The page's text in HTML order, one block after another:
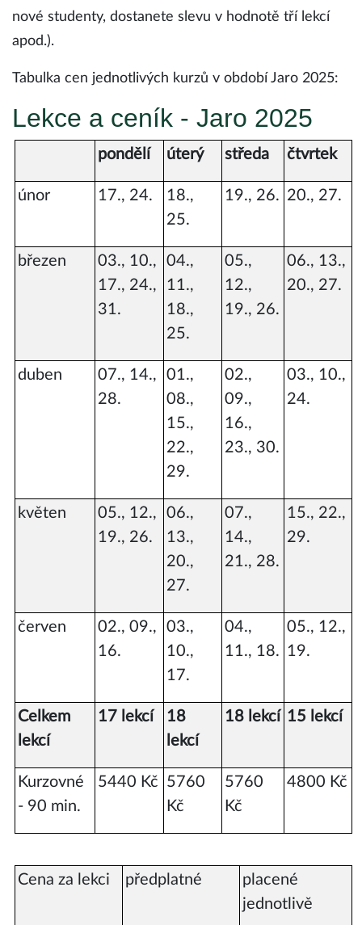
nové studenty, dostanete slevu v hodnotě tří lekcí
apod.).
Tabulka cen jednotlivých kurzů v období Jaro 2025:
Lekce a ceník - Jaro 2025
pondělí úterý středa čtvrtek
únor 17., 24.
18.,
25.
19., 26. 20., 27.
březen
03., 10.,
17., 24.,
31.
04.,
11.,
18.,
25.
05.,
12.,
19., 26.
06., 13.,
20., 27.
duben
07., 14.,
28.
01.,
08.,
15.,
22.,
29.
02.,
09.,
16.,
23., 30.
03., 10.,
24.
květen
05., 12.,
19., 26.
06.,
13.,
20.,
27.
07.,
14.,
21., 28.
15., 22.,
29.
červen
02., 09.,
16.
03.,
10.,
17.
04.,
11., 18.
05., 12.,
19.
Celkem
lekcí
17 lekcí
18
lekcí
18 lekcí 15 lekcí
Kurzovné
- 90 min.
5440 Kč 5760
Kč
5760
Kč
4800 Kč
Cena za lekci předplatné
placené
jednotlivě